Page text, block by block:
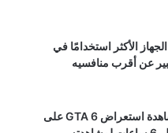
استطلاع: PS5 الجهاز الأكثر استخدامًا في
عن أقرب منافسيه
هل ستدفع لمشاهدة استعراض GTA 6 على